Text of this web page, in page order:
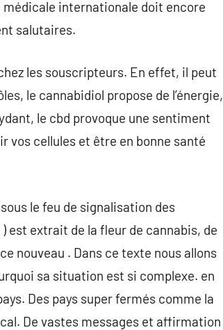
internationale doit encore
salutaires.
les souscripteurs. En effet, il peut
le cannabidiol propose de l’énergie,
le cbd provoque une sentiment
vos cellules et être en bonne santé
le feu de signalisation des
est extrait de la fleur de cannabis, de
nouveau . Dans ce texte nous allons
sa situation est si complexe. en
Des pays super fermés comme la
De vastes messages et affirmation